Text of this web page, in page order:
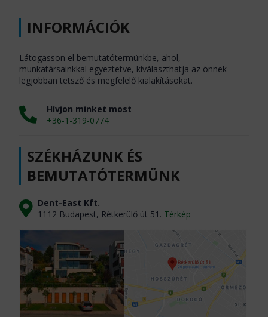
INFORMÁCIÓK
Látogasson el bemutatótermünkbe, ahol,
munkatársainkkal egyeztetve, kiválaszthatja az önnek
legjobban tetsző és megfelelő kialakításokat.
Hívjon minket most
+36-1-319-0774
SZÉKHÁZUNK ÉS
BEMUTATÓTERMÜNK
Dent-East Kft.
1112 Budapest, Rétkerülő út 51. Térkép